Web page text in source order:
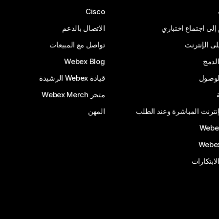
إلى اجتماع اختباري
الإنترنت
المباشرة وعند الطلب
Cisco
الاتصال بالدعم
تواصل مع المبيعات
Webex Blog
قيادة Webex الرشيدة
متجر Webex Merch
المهن